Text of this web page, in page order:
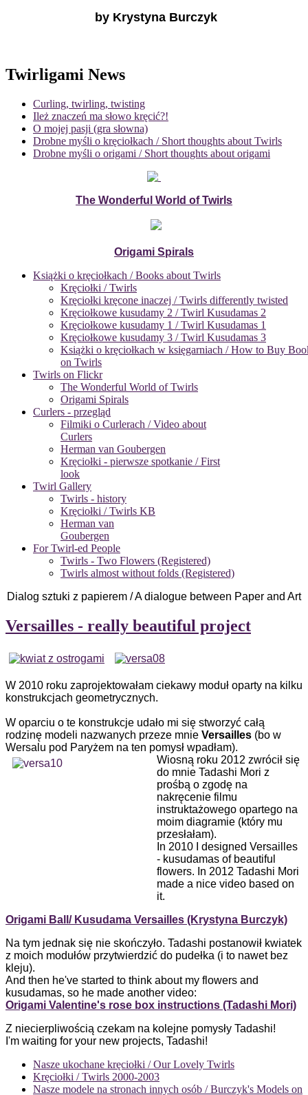
by Krystyna Burczyk
Twirligami News
Curling, twirling, twisting
Ileż znaczeń ma słowo kręcić?!
O mojej pasji (gra słowna)
Drobne myśli o kręciołkach / Short thoughts about Twirls
Drobne myśli o origami / Short thoughts about origami
The Wonderful World of Twirls
Origami Spirals
Książki o kręciołkach / Books about Twirls
Kręciołki / Twirls
Kręciołki kręcone inaczej / Twirls differently twisted
Kręciołkowe kusudamy 2 / Twirl Kusudamas 2
Kręciołkowe kusudamy 1 / Twirl Kusudamas 1
Kręciołkowe kusudamy 3 / Twirl Kusudamas 3
Książki o kręciołkach w księgarniach / How to Buy
on Twirls
Twirls on Flickr
The Wonderful World of Twirls
Origami Spirals
Curlers - przegląd
Filmiki o Curlerach / Video about
Curlers
Herman van Goubergen
Kręciołki - pierwsze spotkanie / First
look
Twirl Gallery
Twirls - history
Kręciołki / Twirls KB
Herman van
Goubergen
For Twirl-ed People
Twirls - Two Flowers (Registered)
Twirls almost without folds (Registered)
Dialog sztuki z papierem / A dialogue between Paper and Art
Versailles - really beautiful project
W 2010 roku zaprojektowałam ciekawy moduł oparty na kilku
konstrukcjach geometrycznych.
W oparciu o te konstrukcje udało mi się stworzyć całą
rodzinę modeli nazwanych przeze mnie Versailles (bo w
Wersalu pod Paryżem na ten pomysł wpadłam).
Wiosną roku 2012 zwrócił się
do mnie Tadashi Mori z
prośbą o zgodę na
nakręcenie filmu
instruktażowego opartego na
moim diagramie (który mu
przesłałam).
In 2010 I designed Versailles
- kusudamas of beautiful
flowers. In 2012 Tadashi Mori
made a nice video based on
it.
Origami Ball/ Kusudama Versailles (Krystyna Burczyk)
Na tym jednak się nie skończyło. Tadashi postanowił kwiatek
z moich modułów przytwierdzić do pudełka (i to nawet bez
kleju).
And then he've started to think about my flowers and
kusudamas, so he made another video:
Origami Valentine's rose box instructions (Tadashi Mori)
Z niecierpliwością czekam na kolejne pomysły Tadashi!
I'm waiting for your new projects, Tadashi!
Nasze ukochane kręciołki / Our Lovely Twirls
Kręciołki / Twirls 2000-2003
Nasze modele na stronach innych osób / Burczyk's Models on